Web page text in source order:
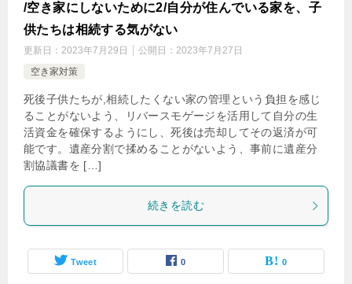
/空き家にしないために2/自分が住んでいる家を、子
供たちは相続する気がない
更新日： 2023年7月29日 公開日： 2023年7月27日
空き家対策
死後子供たちが,相続したくない家の管理という負担を感じ
ることがないよう、リバースモゲージを活用して自分の生
活資金を確保するようにし、死後は売却してその返済が可
能です。遺産分割で揉めることがないよう、事前に遺産分
割協議書を […]
続きを読む
Tweet 0 0